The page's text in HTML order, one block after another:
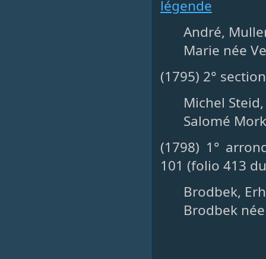
légende
André,
Marie née
(1795) 2°
Michel
Salomé
(1798) 1°
101 (folio 413
Brodbek,
Brodbek